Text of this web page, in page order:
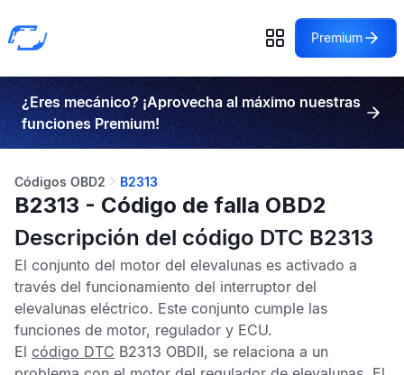
Premium
¿Eres mecánico? ¡Aprovecha al máximo nuestras
funciones Premium!
Códigos OBD2 B2313
B2313 - Código de falla OBD2
Descripción del código DTC B2313
El conjunto del motor del elevalunas es activado a
través del funcionamiento del interruptor del
elevalunas eléctrico. Este conjunto cumple las
funciones de motor, regulador y ECU.
El código DTC B2313 OBDII, se relaciona a un